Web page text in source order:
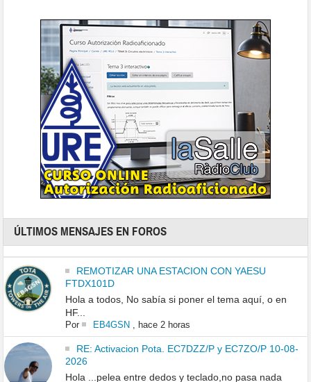
ÚLTIMOS MENSAJES EN FOROS
REMOTIZAR UNA ESTACION CON YAESU
FTDX101D
Hola a todos, No sabía si poner el tema aquí, o en
HF...
Por EB4GSN, hace 2 horas
RE: Activacion Pota. EC7DZZ/P y EC7ZO/P 10-08-
2026
Hola ...pelea entre dedos y teclado,no pasa nada